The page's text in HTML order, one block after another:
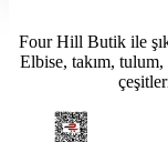
Four Hill Butik ile
Elbise, takım,